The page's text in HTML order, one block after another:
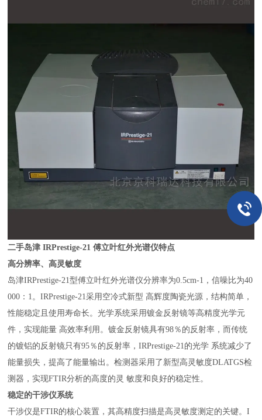
二手岛津 IRPrestige-21 傅立叶红外光谱仪特点
高分辨率、高灵敏度
岛津IRPrestige-21型傅立叶红外光谱仪分辨率为0.5cm-1，信噪比为40
000：1。IRPrestige-21采用空冷式新型 高辉度陶瓷光源，结构简单，
性能稳定且使用寿命长。光学系统采用镀金反射镜等高精度光学元
件，实现能量 高效率利用。镀金反射镜具有98％的反射率，而传统
的镀铝的反射镜只有95％的反射率，IRPrestige-21的光学 系统减少了
能量损失，提高了能量输出。检测器采用了新型高灵敏度DLATGS检
测器，实现FTIR分析的高度的灵 敏度和良好的稳定性。
稳定的干涉仪系统
干涉仪是FTIR的核心装置，其高精度扫描是高灵敏度测定的关键。I